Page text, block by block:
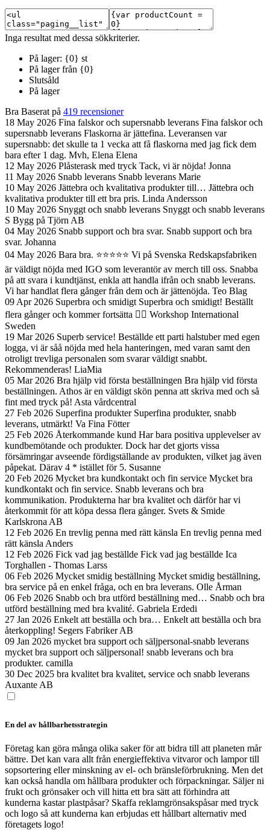
Inga resultat med dessa sökkriterier.
På lager: {0} st
På lager från {0}
Slutsåld
På lager
Bra Baserat på 419 recensioner
18 May 2026 Fina falskor och supersnabb leverans Fina falskor och
supersnabb leverans Flaskorna är jättefina. Leveransen var
supersnabb: det skulle ta 1 vecka att få flaskorna med jag fick dem
bara efter 1 dag. Mvh, Elena Elena
12 May 2026 Plåsterask med tryck Tack, vi är nöjda! Jonna
11 May 2026 Snabb leverans Snabb leverans Marie
10 May 2026 Jättebra och kvalitativa produkter till… Jättebra och
kvalitativa produkter till ett bra pris. Linda Andersson
10 May 2026 Snyggt och snabb leverans Snyggt och snabb leverans
S Bygg på Tjörn AB
04 May 2026 Snabb support och bra svar. Snabb support och bra
svar. Johanna
04 May 2026 Bara bra. ⭐️⭐️⭐️⭐️⭐️ Vi på Svenska Redskapsfabriken
är väldigt nöjda med IGO som leverantör av merch till oss. Snabba
på att svara i kundtjänst, enkla att handla ifrån och snabb leverans.
Vi har handlat flera gånger från dem och är jättenöjda. Teo Blag
09 Apr 2026 Superbra och smidigt Superbra och smidigt! Beställt
flera gånger och kommer fortsätta 👍🏼 Workshop International
Sweden
19 Mar 2026 Superb service! Beställde ett parti halstuber med egen
logga, vi är såå nöjda med hela hanteringen, med varan samt den
otroligt trevliga personalen som svarar väldigt snabbt.
Rekommenderas! LiaMia
05 Mar 2026 Bra hjälp vid första beställningen Bra hjälp vid första
beställningen. Athos är en väldigt skön penna att skriva med och så
fint med tryck på! Asta vårdcentral
27 Feb 2026 Superfina produkter Superfina produkter, snabb
leverans, utmärkt! Va Fina Fötter
25 Feb 2026 Återkommande kund Har bara positiva upplevelser av
kundbemötande och produkter. Dock har det gjorts vissa
försämringar avseende fördigställande av produkten, vilket jag även
påpekat. Därav 4 * istället för 5. Susanne
20 Feb 2026 Mycket bra kundkontakt och fin service Mycket bra
kundkontakt och fin service. Snabb leverans och bra
kommunikation. Produkterna har bra kvalitet och därför har vi
återkommit för att köpa dessa flera gånger. Svets & Smide
Karlskrona AB
12 Feb 2026 En trevlig penna med rätt känsla En trevlig penna med
rätt känsla Anders
12 Feb 2026 Fick vad jag beställde Fick vad jag beställde Ica
Torghallen - Thomas Larss
06 Feb 2026 Mycket smidig beställning Mycket smidig beställning,
bra service på en enkel fråga, och en bra leverans. Olle Årman
06 Feb 2026 Snabb och bra utförd beställning med… Snabb och bra
utförd beställning med bra kvalité. Gabriela Erdedi
27 Jan 2026 Enkelt att beställa och bra… Enkelt att beställa och bra
återkoppling! Segers Fabriker AB
09 Jan 2026 mycket bra support och säljpersonal-snabb leverans
mycket bra support och säljpersonal! snabb leverans och bra
produkter. camilla
30 Dec 2025 bra kvalitet bra kvalitet, service och snabb leverans
Auxante AB
En del av hållbarhetsstrategin
Företag kan göra många olika saker för att bidra till att planeten mår
bättre. Det kan vara allt från energieffektiva vitvaror och lampor till
sopsortering eller minskning av el- och bränsleförbrukning. Men det
kan också handla om hållbara produkter och förpackningar. Säljer ni
frukt och grönsaker och vill hitta ett bra sätt att förhindra att
kunderna kastar plastpåsar? Skaffa reklamgrönsakspåsar med tryck
och logo så att kunderna kan erbjudas ett hållbart alternativ med
företagets logo!